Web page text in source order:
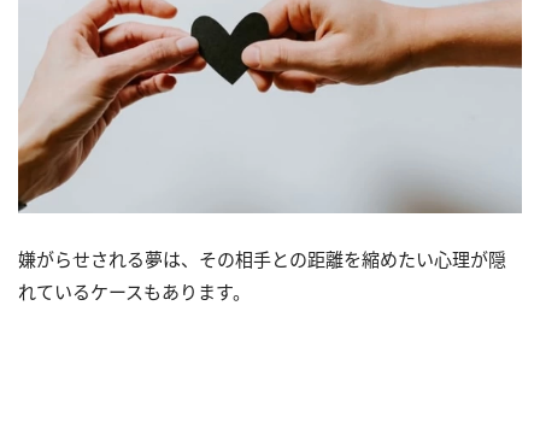
嫌がらせされる夢は、その相手との距離を縮めたい心理が隠
れているケースもあります。